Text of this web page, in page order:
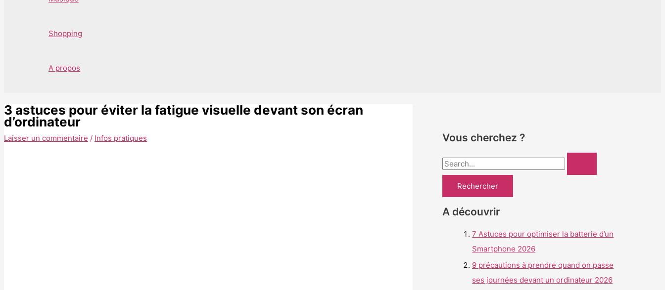
Shopping
A propos
3 astuces pour éviter la fatigue visuelle devant son écran
d’ordinateur
Laisser un commentaire / Infos pratiques Vous cherchez ?
R
e
e
A découvrir
7 Astuces pour optimiser la batterie d’un
Smartphone 2026
9 précautions à prendre quand on passe
ses journées devant un ordinateur 2026